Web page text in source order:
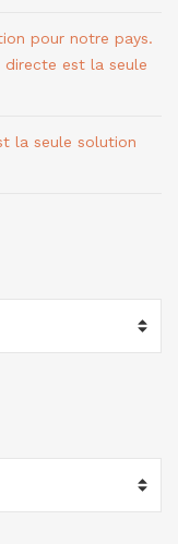
pour notre pays.
est la seule
la seule solution